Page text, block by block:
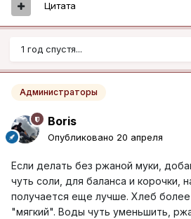
Цитата
1 год спустя...
Администраторы
Boris
Опубликовано 20 апреля
Если делать без ржаной муки,
чуть соли, для баланса и корочки,
получается еще лучше. Хлеб
"мягкий". Воды чуть уменьшить,